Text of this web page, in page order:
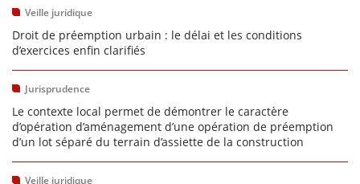
Veille juridique
Droit de préemption urbain : le délai et les conditions
d’exercices enfin clarifiés
Jurisprudence
Le contexte local permet de démontrer le caractère
d’opération d’aménagement d’une opération de préemption
d’un lot séparé du terrain d’assiette de la construction
Veille juridique